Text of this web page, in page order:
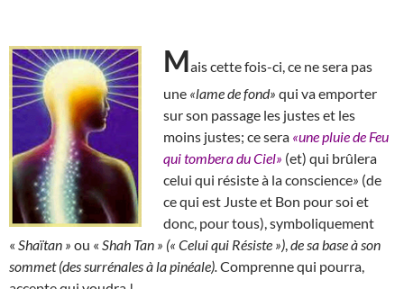
Mais cette fois-ci, ce ne sera pas
une «lame de fond» qui va emporter
sur son passage les justes et les
moins justes; ce sera «une pluie de Feu
qui tombera du Ciel» (et) qui brûlera
celui qui résiste à la conscience» (de
ce qui est Juste et Bon pour soi et
donc, pour tous), symboliquement
« Shaïtan » ou « Shah Tan » (« Celui qui Résiste ») de sa base à son
sommet (des surrénales à la pinéale). Comprenne qui pourra,